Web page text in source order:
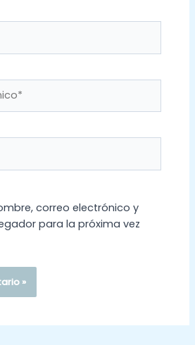
correo electrónico y
para la próxima vez